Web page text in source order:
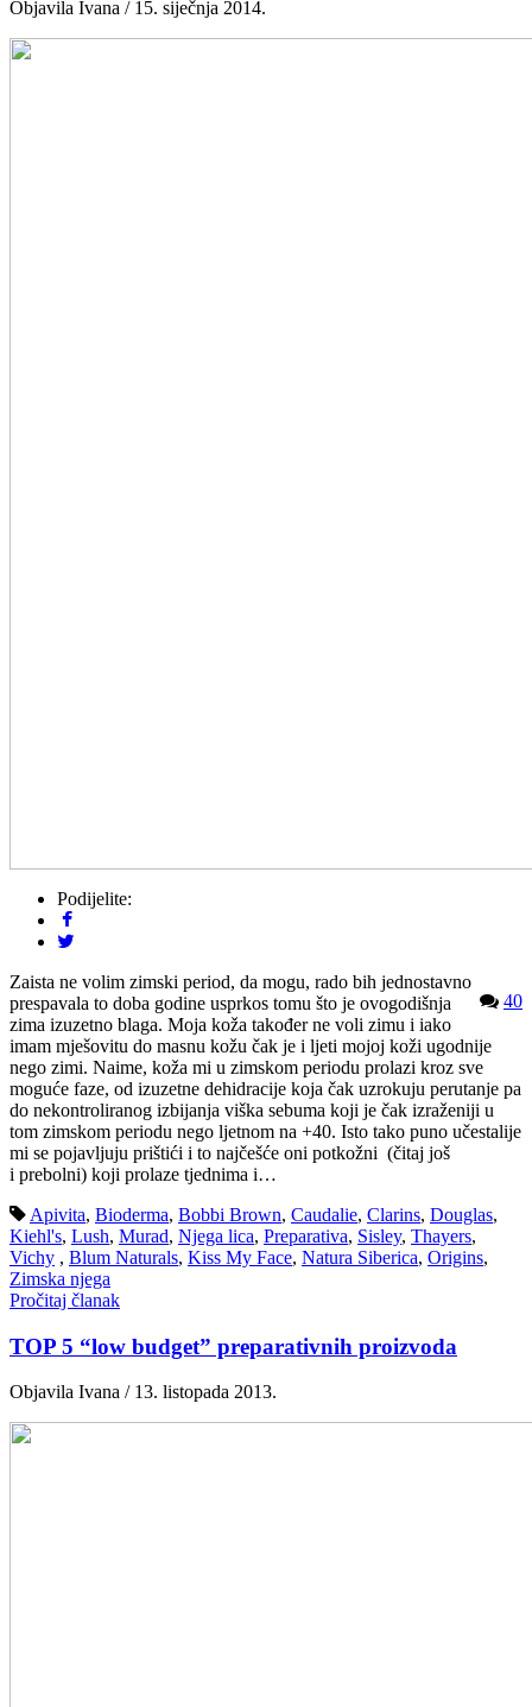
Objavila Ivana / 15. siječnja 2014.
Podijelite:
40
Zaista ne volim zimski period, da mogu, rado bih jednostavno
prespavala to doba godine usprkos tomu što je ovogodišnja
zima izuzetno blaga. Moja koža također ne voli zimu i iako
imam mješovitu do masnu kožu čak je i ljeti mojoj koži ugodnije
nego zimi. Naime, koža mi u zimskom periodu prolazi kroz sve
moguće faze, od izuzetne dehidracije koja čak uzrokuju perutanje pa
do nekontroliranog izbijanja viška sebuma koji je čak izraženiji u
tom zimskom periodu nego ljetnom na +40. Isto tako puno učestalije
mi se pojavljuju prištići i to najčešće oni potkožni (čitaj još
i prebolni) koji prolaze tjednima i…
Apivita, Bioderma, Bobbi Brown, Caudalie, Clarins, Douglas,
Kiehl's, Lush, Murad, Njega lica, Preparativa, Sisley, Thayers,
Vichy , Blum Naturals, Kiss My Face, Natura Siberica, Origins,
Zimska njega
Pročitaj članak
TOP 5 “low budget” preparativnih proizvoda
Objavila Ivana / 13. listopada 2013.